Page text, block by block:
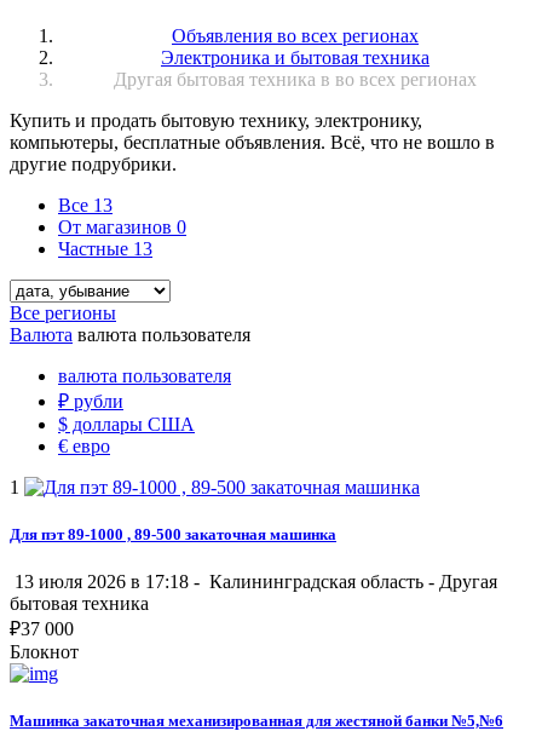
Объявления во всех регионах
Электроника и бытовая техника
Другая бытовая техника в во всех регионах
Купить и продать бытовую технику, электронику,
компьютеры, бесплатные объявления. Всё, что не вошло в
другие подрубрики.
Все 13
От магазинов 0
Частные 13
Все регионы
Валюта валюта пользователя
валюта пользователя
₽ рубли
$ доллары США
€ евро
1
Для пэт 89-1000 , 89-500 закаточная машинка
13 июля 2026 в 17:18 - Калининградская область - Другая
бытовая техника
₽37 000
Блокнот
Машинка закаточная механизированная для жестяной банки №5,№6